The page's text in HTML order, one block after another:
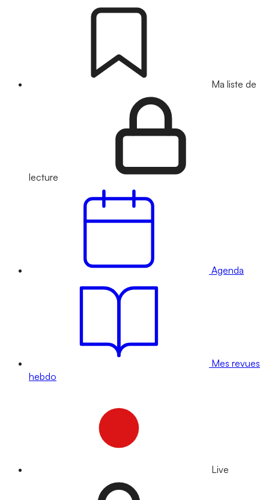
Ma liste de
lecture
Agenda
Mes revues
hebdo
Live